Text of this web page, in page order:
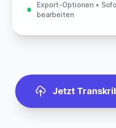
Export-Optionen •
bearbeiten
Jetzt